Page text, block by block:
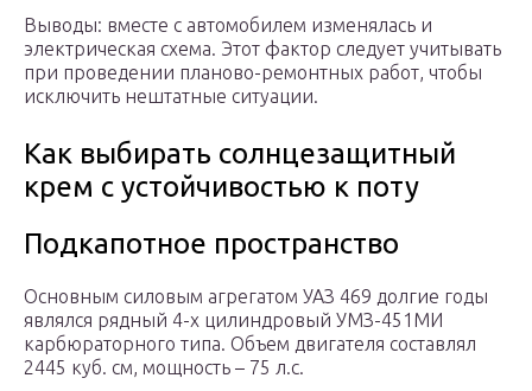
Выводы: вместе с автомобилем изменялась и
электрическая схема. Этот фактор следует учитывать
при проведении планово-ремонтных работ, чтобы
исключить нештатные ситуации.
Как выбирать солнцезащитный
крем с устойчивостью к поту
Подкапотное пространство
Основным силовым агрегатом УАЗ 469 долгие годы
являлся рядный 4-х цилиндровый УМЗ-451МИ
карбюраторного типа. Объем двигателя составлял
2445 куб. см, мощность – 75 л.с.